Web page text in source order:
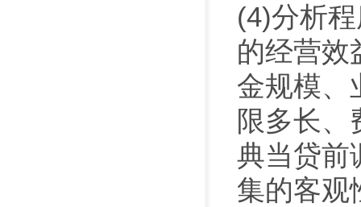
(4)分析
的经营效
金规模、
限多长、
典当贷前
集的客观